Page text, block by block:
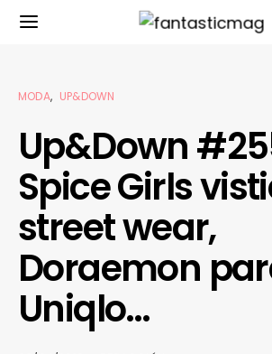
MODA UP&DOWN
Up&Down
Spice Girls
street wear,
Doraemon
Uniqlo…